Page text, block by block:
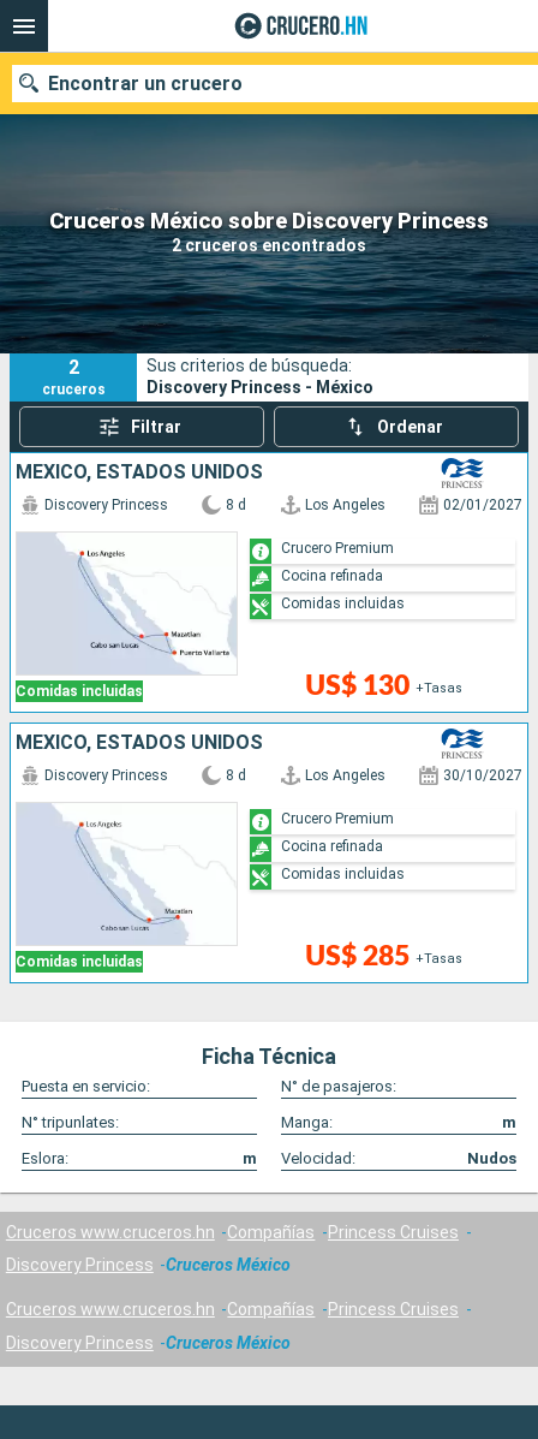
Cruceros México sobre Discovery Princess
2 cruceros encontrados
Encontrar un crucero
Nuestros destinos
Fecha de salida
Puertos Compañías
Buscar
2
cruceros
Sus criterios de búsqueda:
Discovery Princess - México
Filtrar Ordenar
MÉXICO, ESTADOS UNIDOS
Comidas incluidas
Discovery Princess 8 d Los Angeles 02/01/2027
US$ 130 +Tasas
Crucero Premium
Cocina refinada
Comidas incluidas
MÉXICO, ESTADOS UNIDOS
Comidas incluidas
Discovery Princess 8 d Los Angeles 30/10/2027
US$ 285 +Tasas
Crucero Premium
Cocina refinada
Comidas incluidas
Ficha Técnica
Puesta en servicio:
N° de pasajeros:
N° tripunlates:
Manga:
m
Eslora:
m Velocidad: Nudos
Cruceros www.cruceros.hn Compañías
Princess Cruises
Discovery Princess
Cruceros México
Cruceros www.cruceros.hn Compañías
Princess Cruises
Discovery Princess
Cruceros México